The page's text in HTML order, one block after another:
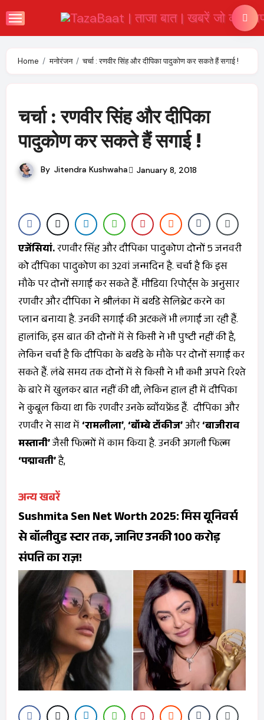
to
Home मनोरंजन चर्चा : रणवीर सिंह और दीपिका पादुकोण कर सकते हैं सगाई !
चर्चा : रणवीर सिंह और दीपिका
पादुकोण कर सकते हैं सगाई !
By Jitendra Kushwaha January 8, 2018
एजेंसियां.रणवीर सिंह और दीपिका पादुकोण दोनों 5 जनवरी
को दीपिका पादुकोण का 32वां जन्मदिन है. चर्चा है कि इस
मौके पर दोनों सगाई कर सकते हैं. मीडिया रिपोर्ट्स के अनुसार
रणवीर और दीपिका ने श्रीलंका में बर्थडे सेलिब्रेट करने का
प्लान बनाया है. उनकी सगाई की अटकलें भी लगाई जा रही हैं.
हालांकि, इस बात की दोनों में से किसी ने भी पुष्टी नहीं की है,
लेकिन चर्चा है कि दीपिका के बर्थडे के मौके पर दोनों सगाई कर
सकते हैं. लंबे समय तक दोनों में से किसी ने भी कभी अपने रिश्ते
के बारे में खुलकर बात नहीं की थी, लेकिन हाल ही में दीपिका
ने कुबूल किया था कि रणवीर उनके ब्वॉयफ्रेंड हैं. दीपिका और
रणवीर ने साथ में‘रामलीला’, ‘बॉम्बे टॉकीज’और‘बाजीराव
मस्तानी’जैसी फिल्मों में काम किया है. उनकी अगली फिल्म
‘पद्मावती’है,
अन्य खबरें
Sushmita Sen Net Worth 2025: मिस यूनिवर्स
से बॉलीवुड स्टार तक, जानिए उनकी ₹100 करोड़
संपत्ति का राज़!